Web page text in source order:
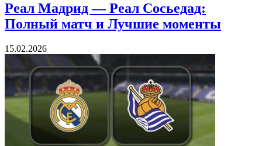
Реал Мадрид — Реал Сосьедад:
Полный матч и Лучшие моменты
15.02.2026